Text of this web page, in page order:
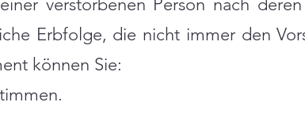
verstorbenen Person nach
Erbfolge, die nicht immer den
können Sie: